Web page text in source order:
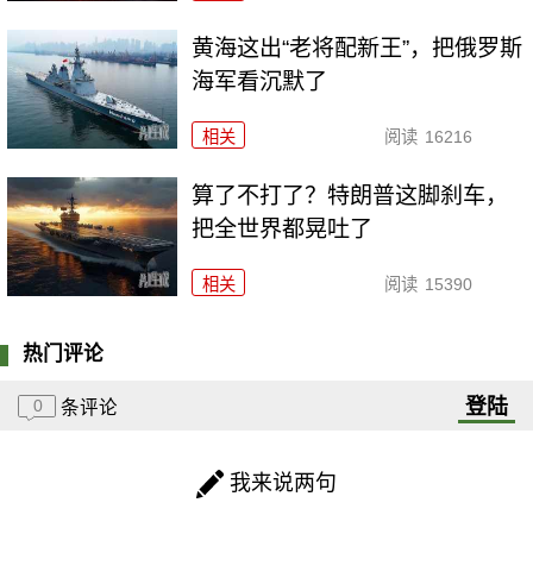
黄海这出“老将配新王”，把俄罗斯
海军看沉默了
相关 阅读 16216
算了不打了？特朗普这脚刹车，
把全世界都晃吐了
相关 阅读 15390
热门评论
0 条评论 登陆
我来说两句